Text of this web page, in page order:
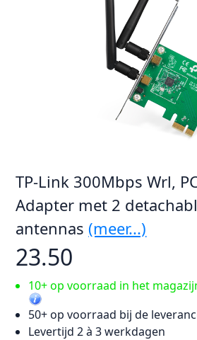
TP-Link 300Mbps Wrl,
Adapter met 2
antennas(meer...)
23.50
10+ op voorraad in het
50+ op voorraad bij de
Levertijd 2 à 3 werkdagen